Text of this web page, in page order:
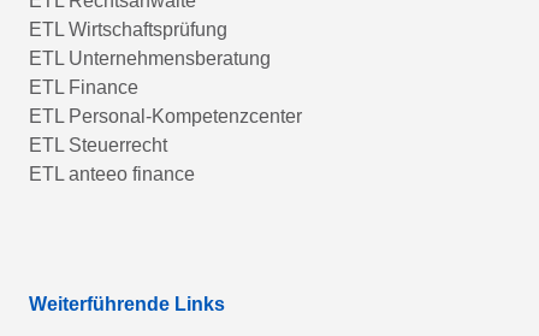
ETL Wirtschaftsprüfung
ETL Unternehmensberatung
ETL Finance
ETL Personal-Kompetenzcenter
ETL Steuerrecht
ETL anteeo finance
Weiterführende Links